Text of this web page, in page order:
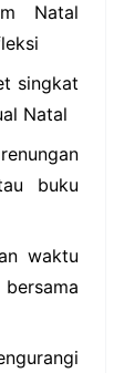
Natal
singkat
Natal
buku
waktu